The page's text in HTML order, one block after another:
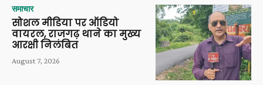
समाचार
सोशल मीडिया पर ऑडियो
वायरल, राजगढ़ थाने का मुख्य
आरक्षी निलंबित
August 7, 2026